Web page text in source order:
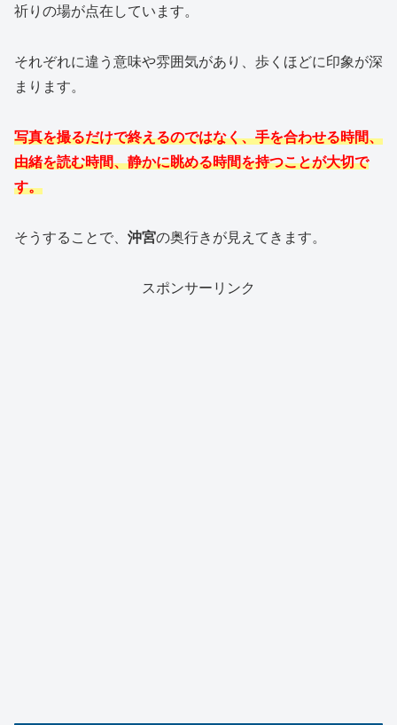
祈りの場が点在しています。
それぞれに違う意味や雰囲気があり、歩くほどに印象が深
まります。
写真を撮るだけで終えるのではなく、手を合わせる時間、
由緒を読む時間、静かに眺める時間を持つことが大切で
す。
そうすることで、 沖宮の奥行きが見えてきます。
スポンサーリンク